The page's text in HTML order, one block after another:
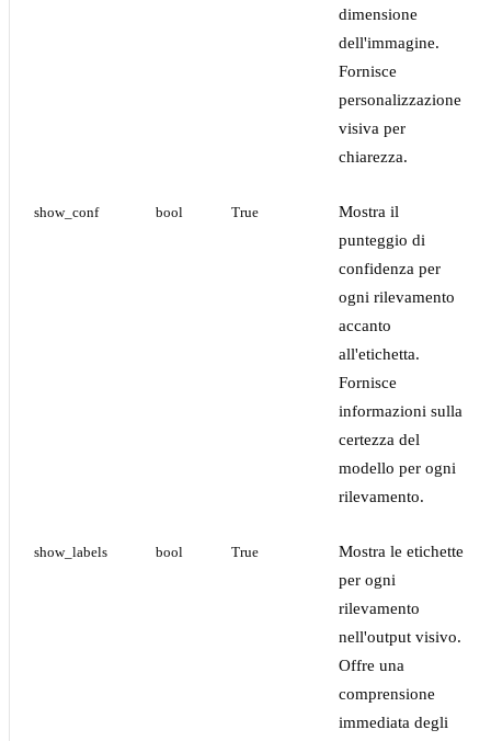
dimensione
dell'immagine.
Fornisce
personalizzazione
visiva per
chiarezza.
show_conf bool True
Mostra il
punteggio di
confidenza per
ogni rilevamento
accanto
all'etichetta.
Fornisce
informazioni sulla
certezza del
modello per ogni
rilevamento.
show_labels bool True
Mostra le etichette
per ogni
rilevamento
nell'output visivo.
Offre una
comprensione
immediata degli